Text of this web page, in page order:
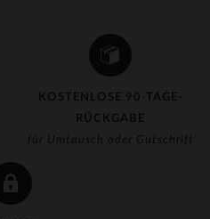
KOSTENLOSE 90-TAGE-
RÜCKGABE
für Umtausch oder Gutschrift